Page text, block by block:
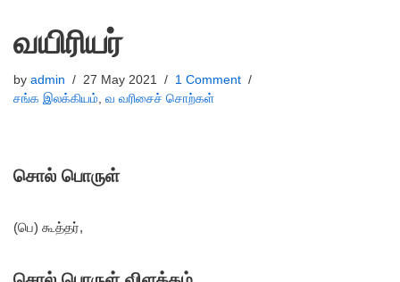
வயிரியர்
by admin 27 May 2021
1 Comment
சங்க இலக்கியம், வ வரிசைச் சொற்கள்
சொல் பொருள்
(பெ) கூத்தர்,